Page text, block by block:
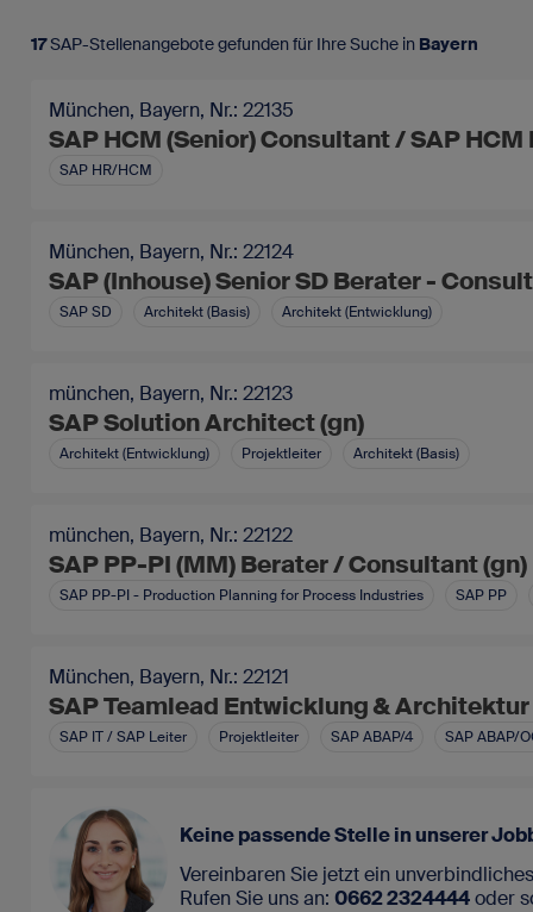
17SAP-Stellenangebote gefunden für Ihre Suche in Bayern
München, Bayern, Nr.: 22135
SAP HCM (Senior) Consultant / SAP
SAP HR/HCM
München, Bayern, Nr.: 22124
SAP (Inhouse) Senior SD Berater -
SAP SD Architekt (Basis) Architekt (Entwicklung)
münchen, Bayern, Nr.: 22123
SAP Solution Architect (gn)
Architekt (Entwicklung) Projektleiter Architekt (Basis)
münchen, Bayern, Nr.: 22122
SAP PP-PI (MM) Berater / Consultant (gn)
SAP PP-PI - Production Planning for Process Industries SAP PP
München, Bayern, Nr.: 22121
SAP Teamlead Entwicklung & Architektur
SAP IT / SAP Leiter Projektleiter SAP ABAP/4 SAP ABAP/
Keine passende Stelle in unserer
Vereinbaren Sie jetzt ein
Rufen Sie uns an: 0662 2324444oder